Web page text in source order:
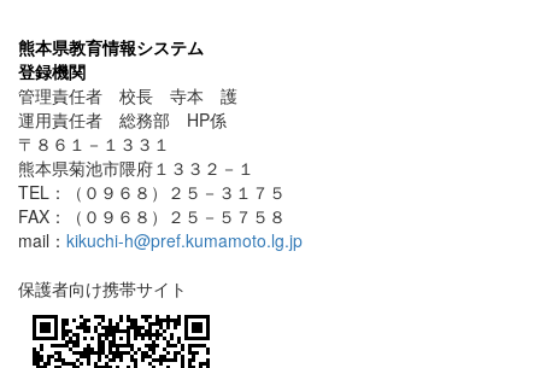
熊本県教育情報システム
登録機関
管理責任者 校長 寺本 護
運用責任者 総務部 HP係
〒８６１－１３３１
熊本県菊池市隈府１３３２－１
TEL：（０９６８）２５－３１７５
FAX：（０９６８）２５－５７５８
mail： kikuchi-h@pref.kumamoto.lg.jp
保護者向け携帯サイト